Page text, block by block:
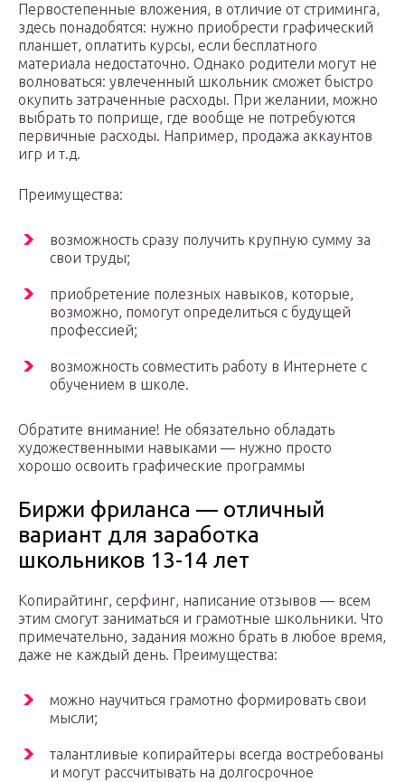
Первостепенные вложения, в отличие от стриминга,
здесь понадобятся: нужно приобрести графический
планшет, оплатить курсы, если бесплатного
материала недостаточно. Однако родители могут не
волноваться: увлеченный школьник сможет быстро
окупить затраченные расходы. При желании, можно
выбрать то поприще, где вообще не потребуются
первичные расходы. Например, продажа аккаунтов
игр и т.д.
Преимущества:
возможность сразу получить крупную сумму за
свои труды;
приобретение полезных навыков, которые,
возможно, помогут определиться с будущей
профессией;
возможность совместить работу в Интернете с
обучением в школе.
Обратите внимание! Не обязательно обладать
художественными навыками — нужно просто
хорошо освоить графические программы
Биржи фриланса — отличный
вариант для заработка
школьников 13-14 лет
Копирайтинг, серфинг, написание отзывов — всем
этим смогут заниматься и грамотные школьники. Что
примечательно, задания можно брать в любое время,
даже не каждый день. Преимущества:
можно научиться грамотно формировать свои
мысли;
талантливые копирайтеры всегда востребованы
и могут рассчитывать на долгосрочное